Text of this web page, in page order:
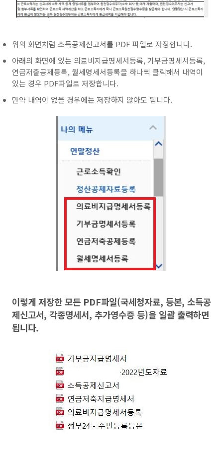
위의 화면처럼 소득공제신고서를 PDF 파일로 저장합니다.
아래의 화면에 있는 의료비지급명세서등록, 기부금명세서등록,
연금저출공제등록, 월세명세서등록을 하나씩 클릭해서 내역이
있는 경우 PDF파일로 저장합니다.
만약 내역이 없을 경우에는 저장하지 않아도 됩니다.
이렇게 저장한 모든 PDF파일(국세청자료, 등본, 소득공
제신고서, 각종명세서, 추가영수증 등)을 일괄 출력하면
됩니다.